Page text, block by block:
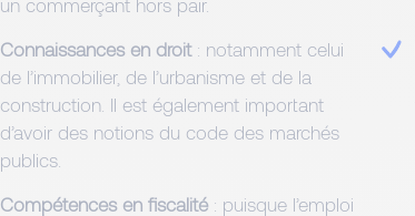
un commerçant hors pair.
Connaissances en droit: notamment celui
de l’immobilier, de l’urbanisme et de la
construction. Il est également important
d’avoir des notions du code des marchés
publics.
Compétences en fiscalité : puisque l’emploi